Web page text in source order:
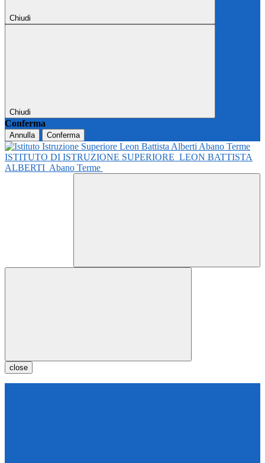
Chiudi
Chiudi
Conferma
Annulla Conferma
ISTITUTO DI ISTRUZIONE SUPERIORE LEON BATTISTA
ALBERTI Abano Terme
close